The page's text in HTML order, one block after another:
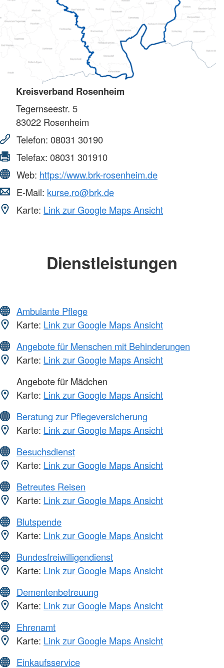
Kreisverband Rosenheim
Tegernseestr. 5
83022 Rosenheim
Telefon: 08031 30190
Telefax: 08031 301910
Web: https://www.brk-rosenheim.de
E-Mail: kurse.ro@brk.de
Karte: Link zur Google Maps Ansicht
Dienstleistungen
Ambulante Pflege
Karte: Link zur Google Maps Ansicht
Angebote für Menschen mit Behinderungen
Karte: Link zur Google Maps Ansicht
Angebote für Mädchen
Karte: Link zur Google Maps Ansicht
Beratung zur Pflegeversicherung
Karte: Link zur Google Maps Ansicht
Besuchsdienst
Karte: Link zur Google Maps Ansicht
Betreutes Reisen
Karte: Link zur Google Maps Ansicht
Blutspende
Karte: Link zur Google Maps Ansicht
Bundesfreiwilligendienst
Karte: Link zur Google Maps Ansicht
Dementenbetreuung
Karte: Link zur Google Maps Ansicht
Ehrenamt
Karte: Link zur Google Maps Ansicht
Einkaufsservice